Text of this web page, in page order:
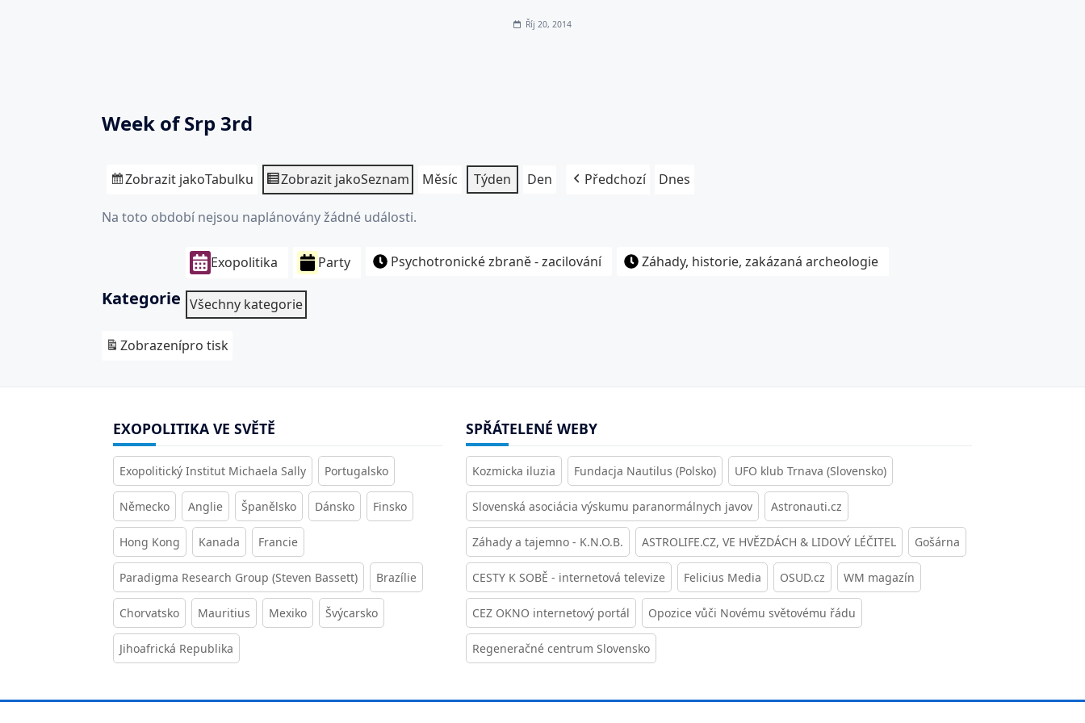
Říj 20, 2014
Week of Srp 3rd
Zobrazit jakoTabulku Zobrazit jakoSeznam Měsíc Týden Den Předchozí Dnes
Na toto období nejsou naplánovány žádné události.
Kategorie
Exopolitika Party Psychotronické zbraně - zacilování Záhady, historie, zakázaná archeologie
Všechny kategorie
Zobrazenípro tisk
EXOPOLITIKA VE SVĚTĚ
Exopolitický Institut Michaela Sally Portugalsko
Německo Anglie Španělsko Dánsko Finsko
Hong Kong Kanada Francie
Paradigma Research Group (Steven Bassett) Brazílie
Chorvatsko Mauritius Mexiko Švýcarsko
Jihoafrická Republika
SPŘÁTELENÉ WEBY
Kozmicka iluzia Fundacja Nautilus (Polsko) UFO klub Trnava (Slovensko)
Slovenská asociácia výskumu paranormálnych javov Astronauti.cz
Záhady a tajemno - K.N.O.B. ASTROLIFE.CZ, VE HVĚZDÁCH & LIDOVÝ LÉČITEL Gošárna
CESTY K SOBĚ - internetová televize Felicius Media OSUD.cz WM magazín
CEZ OKNO internetový portál Opozice vůči Novému světovému řádu
Regeneračné centrum Slovensko